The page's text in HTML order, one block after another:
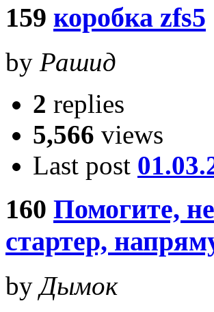
159 коробка zfs5
by Рашид
2 replies
5,566 views
Last post
160 Помогите,
стартер,
byДымок